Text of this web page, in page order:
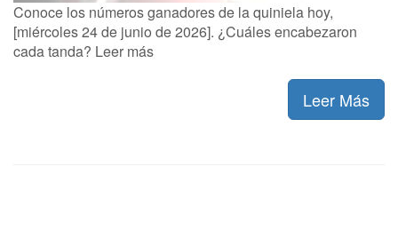
Conoce los números ganadores de la quiniela hoy,
[miércoles 24 de junio de 2026]. ¿Cuáles encabezaron
cada tanda? Leer más
Leer Más